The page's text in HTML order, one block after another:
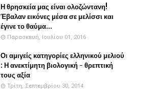
Η θρησκεία μας είναι ολοζώντανη!
Έβαλαν εικόνες μέσα σε μελίσσι και
έγινε το θαύμα...
Παρασκευή, Ιουλίου 01, 2016
Οι αμιγείς κατηγορίες ελληνικού μελιού
: Η ανεκτίμητη βιολογική - θρεπτική
τους αξία
Τρίτη, Σεπτεμβρίου 30, 2014